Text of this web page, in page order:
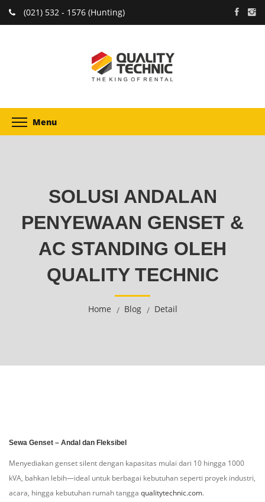
(021) 532 - 1576 (Hunting)
Menu
SOLUSI ANDALAN
PENYEWAAN GENSET &
AC STANDING OLEH
QUALITY TECHNIC
Home Blog Detail
Sewa Genset – Andal dan Fleksibel
Menyediakan genset silent dengan kapasitas mulai dari 10 hingga 1000
kVA, bahkan lebih—ideal untuk berbagai kebutuhan seperti proyek industri,
acara, hingga kebutuhan rumah tangga qualitytechnic.com.